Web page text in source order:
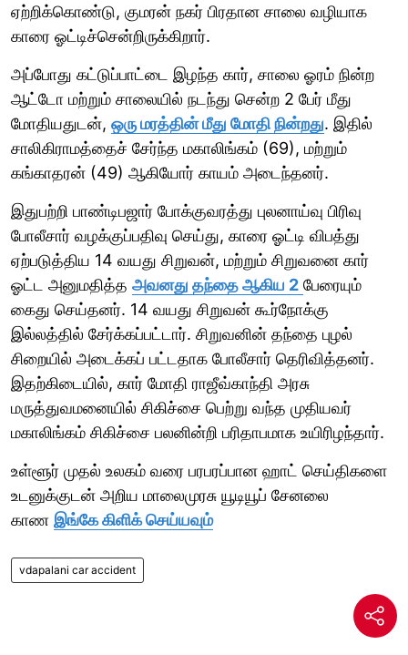
ஏற்றிக்கொண்டு, குமரன் நகர் பிரதான சாலை வழியாக
காரை ஓட்டிச்சென்றிருக்கிறார்.
அப்போது கட்டுப்பாட்டை இழந்த கார், சாலை ஓரம் நின்ற
ஆட்டோ மற்றும் சாலையில் நடந்து சென்ற 2 பேர் மீது
மோதியதுடன், ஒரு மரத்தின் மீது மோதி நின்றது. இதில்
சாலிகிராமத்தைச் சேர்ந்த மகாலிங்கம் (69), மற்றும்
கங்காதரன் (49) ஆகியோர் காயம் அடைந்தனர்.
இதுபற்றி பாண்டிபஜார் போக்குவரத்து புலனாய்வு பிரிவு
போலீசார் வழக்குப்பதிவு செய்து, காரை ஓட்டி விபத்து
ஏற்படுத்திய 14 வயது சிறுவன், மற்றும் சிறுவனை கார்
ஓட்ட அனுமதித்த அவனது தந்தை ஆகிய 2 பேரையும்
கைது செய்தனர். 14 வயது சிறுவன் கூர்நோக்கு
இல்லத்தில் சேர்க்கப்பட்டார். சிறுவனின் தந்தை புழல்
சிறையில் அடைக்கப் பட்டதாக போலீசார் தெரிவித்தனர்.
இதற்கிடையில், கார் மோதி ராஜீவ்காந்தி அரசு
மருத்துவமனையில் சிகிச்சை பெற்று வந்த முதியவர்
மகாலிங்கம் சிகிச்சை பலனின்றி பரிதாபமாக உயிரிழந்தார்.
உள்ளூர் முதல் உலகம் வரை பரபரப்பான ஹாட் செய்திகளை
உடனுக்குடன் அறிய மாலைமுரசு யூடியூப் சேனலை
காண இங்கே கிளிக் செய்யவும்
vdapalani car accident